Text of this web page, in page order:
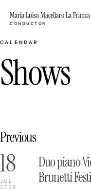
Maria Luisa Macellaro La Franca
CONDUCTOR
CALENDAR
Shows
Previous
18
JUL
2026
Duo piano
Brunetti